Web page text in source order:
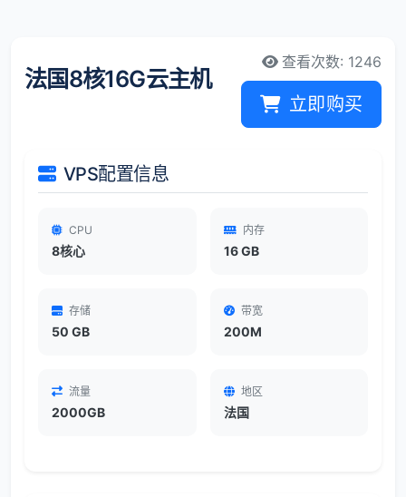
法国8核16G云主机
查看次数: 1246
立即购买
VPS配置信息
CPU
8核心
内存
16 GB
存储
50 GB
带宽
200M
流量
2000GB
地区
法国